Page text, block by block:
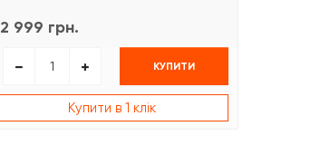
2 999 грн.
КУПИТИ
Купити в 1 клік